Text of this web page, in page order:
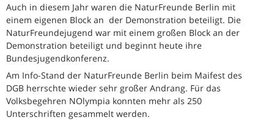
Auch in diesem Jahr waren die NaturFreunde Berlin mit
einem eigenen Block an der Demonstration beteiligt. Die
NaturFreundejugend war mit einem großen Block an der
Demonstration beteiligt und beginnt heute ihre
Bundesjugendkonferenz.
Am Info-Stand der NaturFreunde Berlin beim Maifest des
DGB herrschte wieder sehr großer Andrang. Für das
Volksbegehren NOlympia konnten mehr als 250
Unterschriften gesammelt werden.